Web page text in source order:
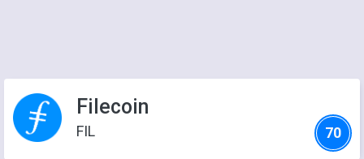
Filecoin
FIL 70